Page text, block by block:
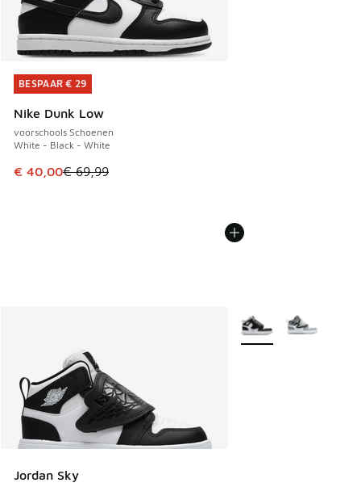
BESPAAR € 29
Nike Dunk Low
voorschools Schoenen
White - Black - White
Dit artikel is in de uitverkoop. Dit artikel is in de
€ 40,00€ 69,99
BESPAAR € 29
Jordan Sky
Meer kleuren